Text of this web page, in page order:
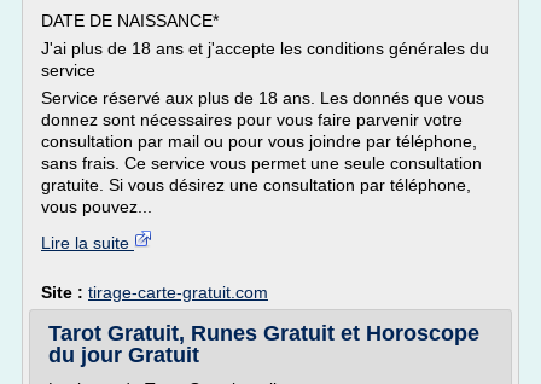
DATE DE NAISSANCE*
J'ai plus de 18 ans et j'accepte les conditions générales du
service
Service réservé aux plus de 18 ans. Les donnés que vous
donnez sont nécessaires pour vous faire parvenir votre
consultation par mail ou pour vous joindre par téléphone,
sans frais. Ce service vous permet une seule consultation
gratuite. Si vous désirez une consultation par téléphone,
vous pouvez...
Lire la suite
Site : tirage-carte-gratuit.com
Tarot Gratuit, Runes Gratuit et Horoscope
du jour Gratuit